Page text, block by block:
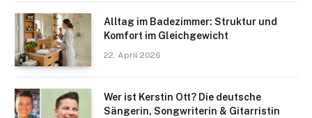
Alltag im Badezimmer: Struktur und
Komfort im Gleichgewicht
22. April 2026
Wer ist Kerstin Ott? Die deutsche
Sängerin, Songwriterin & Gitarristin